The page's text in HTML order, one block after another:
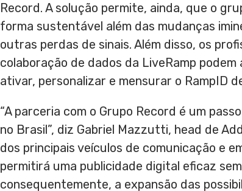
Record. A solução permite, ainda, que o
forma sustentável além das mudanças
outras perdas de sinais. Além disso, os
colaboração de dados da LiveRamp
ativar, personalizar e mensurar o RampID
“A parceria com o Grupo Record é um
no Brasil”, diz Gabriel Mazzutti, head de
dos principais veículos de comunicação e
permitirá uma publicidade digital eficaz
consequentemente, a expansão das